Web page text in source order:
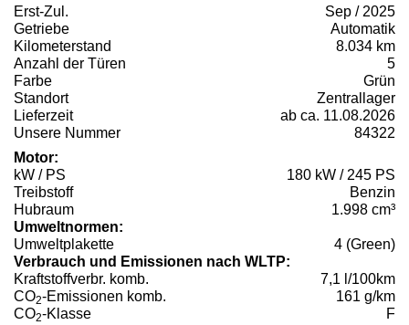
Erst-Zul.
Sep / 2025
Getriebe
Automatik
Kilometerstand
8.034 km
Anzahl der Türen
5
Farbe
Grün
Standort
Zentrallager
Lieferzeit
ab ca. 11.08.2026
Unsere Nummer
84322
Motor:
kW / PS
180 kW / 245 PS
Treibstoff
Benzin
Hubraum
1.998 cm³
Umweltnormen:
Umweltplakette
4 (Green)
Verbrauch und Emissionen nach WLTP:
Kraftstoffverbr. komb.
7,1 l/100km
CO2-Emissionen komb.
161 g/km
CO2-Klasse F